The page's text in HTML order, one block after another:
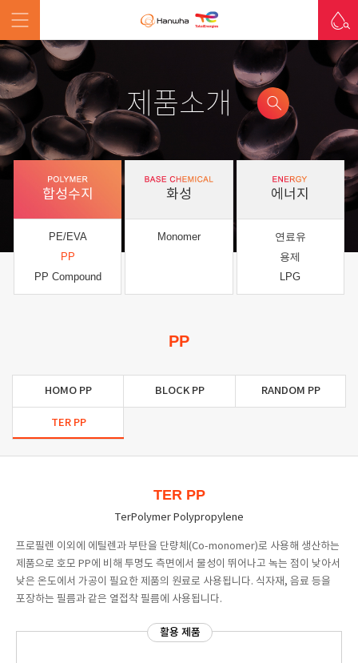
제품소개
합성수지
PE/EVA
PP
PP Compound
화성
Monomer
에너지
연료유
용제
LPG
PP
HOMO PP BLOCK PP RANDOM PP
TER PP
TER PP
TerPolymer Polypropylene
프로필렌 이외에 에틸렌과 부탄을 단량체(Co-monomer)로 사용해 생산하는
제품으로 호모 PP에 비해 투명도 측면에서 물성이 뛰어나고 녹는 점이 낮아서
낮은 온도에서 가공이 필요한 제품의 원료로 사용됩니다. 식자재, 음료 등을
포장하는 필름과 같은 열접착 필름에 사용됩니다.
활용 제품